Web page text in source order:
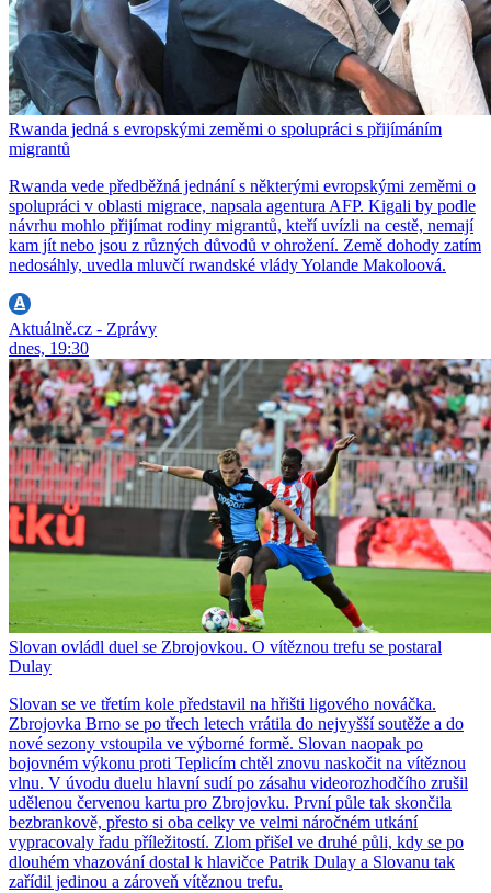
Rwanda jedná s evropskými zeměmi o spolupráci s přijímáním
migrantů
Rwanda vede předběžná jednání s některými evropskými zeměmi o
spolupráci v oblasti migrace, napsala agentura AFP. Kigali by podle
návrhu mohlo přijímat rodiny migrantů, kteří uvízli na cestě, nemají
kam jít nebo jsou z různých důvodů v ohrožení. Země dohody zatím
nedosáhly, uvedla mluvčí rwandské vlády Yolande Makoloová.
Aktuálně.cz - Zprávy
dnes, 19:30
Slovan ovládl duel se Zbrojovkou. O vítěznou trefu se postaral
Dulay
Slovan se ve třetím kole představil na hřišti ligového nováčka.
Zbrojovka Brno se po třech letech vrátila do nejvyšší soutěže a do
nové sezony vstoupila ve výborné formě. Slovan naopak po
bojovném výkonu proti Teplicím chtěl znovu naskočit na vítěznou
vlnu. V úvodu duelu hlavní sudí po zásahu videorozhodčího zrušil
udělenou červenou kartu pro Zbrojovku. První půle tak skončila
bezbrankově, přesto si oba celky ve velmi náročném utkání
vypracovaly řadu příležitostí. Zlom přišel ve druhé půli, kdy se po
dlouhém vhazování dostal k hlavičce Patrik Dulay a Slovanu tak
zařídil jedinou a zároveň vítěznou trefu.